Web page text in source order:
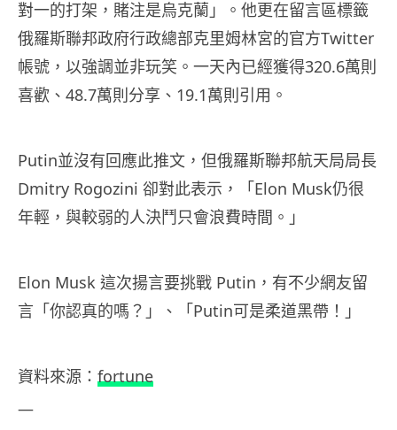
對一的打架，賭注是烏克蘭」。他更在留言區標籤
俄羅斯聯邦政府行政總部克里姆林宮的官方Twitter
帳號，以強調並非玩笑。一天內已經獲得320.6萬則
喜歡、48.7萬則分享、19.1萬則引用。
Putin並沒有回應此推文，但俄羅斯聯邦航天局局長
Dmitry Rogozini 卻對此表示，「Elon Musk仍很
年輕，與較弱的人決鬥只會浪費時間。」
Elon Musk 這次揚言要挑戰 Putin，有不少網友留
言「你認真的嗎？」、「Putin可是柔道黑帶！」
資料來源： fortune
—